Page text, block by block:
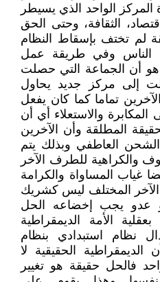
المركز الواحد الذي يسيطر
الثقافة، وحتى الحق
لم تختف بإسقاط النظام
الناس وفي طريقة عمل
أن الجماعة التي حصلت
إلى مركز جديد يحاول
تماما كما كان يفعل
المكابرة والاستعلاء أي أن
المطلقة وأن الآخرين
العاطفي وبذلك يتم
والكراهية للطرف الآخر
غياب المساواة والكرامة
المختلف ليس كشريك
عدو يجب إخضاعه الحل
الأمة الديمقراطية
نظام استبدادي بنظام
الحقيقية لا
فالحل حقيقة هو تغيير